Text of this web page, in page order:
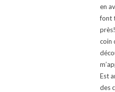
en
font
coin
Est
des